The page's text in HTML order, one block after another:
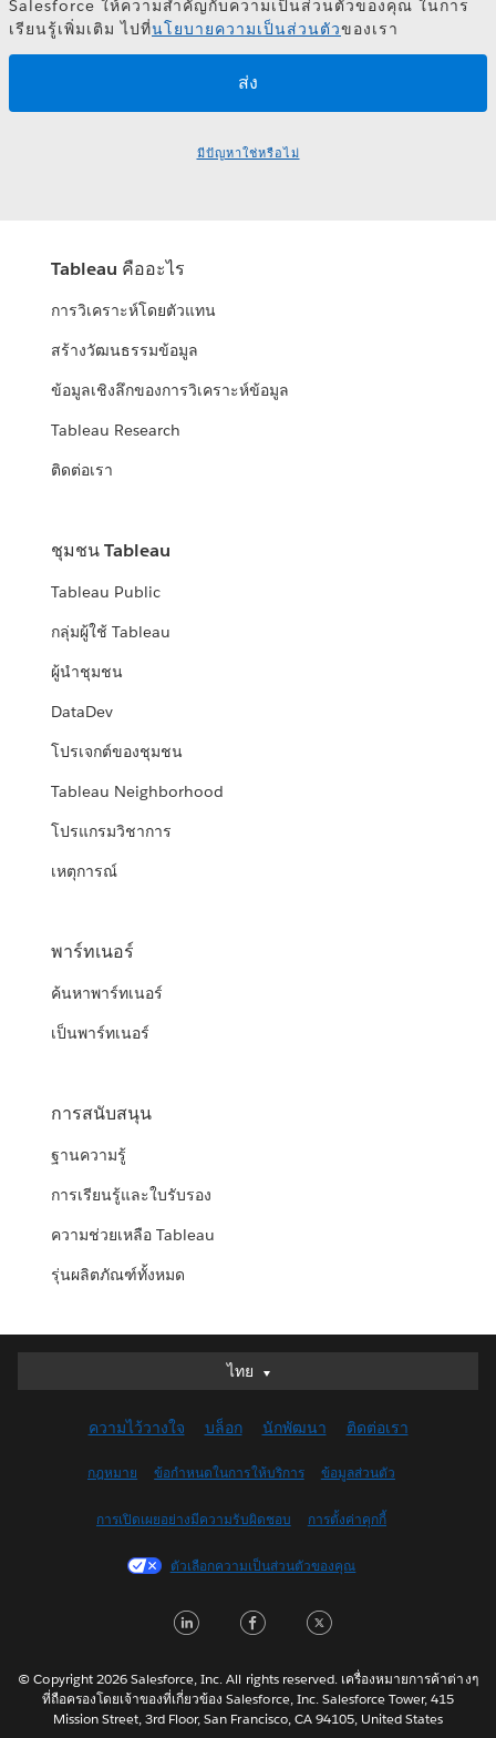
Salesforce ให้ความสำคัญกับความเป็นส่วนตัวของคุณ ในการ
เรียนรู้เพิ่มเติม ไปที่นโยบายความเป็นส่วนตัวของเรา
มีปัญหาใช่หรือไม่
Tableau คืออะไร
การวิเคราะห์โดยตัวแทน
สร้างวัฒนธรรมข้อมูล
ข้อมูลเชิงลึกของการวิเคราะห์ข้อมูล
Tableau Research
ติดต่อเรา
ชุมชน Tableau
Tableau Public
กลุ่มผู้ใช้ Tableau
ผู้นำชุมชน
DataDev
โปรเจกต์ของชุมชน
Tableau Neighborhood
โปรแกรมวิชาการ
เหตุการณ์
พาร์ทเนอร์
ค้นหาพาร์ทเนอร์
เป็นพาร์ทเนอร์
การสนับสนุน
ฐานความรู้
การเรียนรู้และใบรับรอง
ความช่วยเหลือ Tableau
รุ่นผลิตภัณฑ์ทั้งหมด
ไทย
ไทย
English (UK)
English (US)
Français (Canada)
Français (France)
日本語
Nederlands
Português
ความไว้วางใจ บล็อก นักพัฒนา ติดต่อเรา
กฎหมาย ข้อกำหนดในการให้บริการ ข้อมูลส่วนตัว
การเปิดเผยอย่างมีความรับผิดชอบ การตั้งค่าคุกกี้
ตัวเลือกความเป็นส่วนตัวของคุณ
LinkedInFacebook
© Copyright 2026 Salesforce, Inc. All rights reserved. เครื่องหมายการค้าต่างๆ
ที่ถือครองโดยเจ้าของที่เกี่ยวข้อง Salesforce, Inc. Salesforce Tower, 415
Mission Street, 3rd Floor, San Francisco, CA 94105, United States